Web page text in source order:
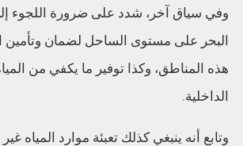
وفي سياق آخر، شدد على ضرورة اللجوء
البحر على مستوى الساحل لضمان وتأمين
هذه المناطق، وكذا توفير ما يكفي من
الداخلية.
وتابع أنه ينبغي كذلك تعبئة موارد المياه غير